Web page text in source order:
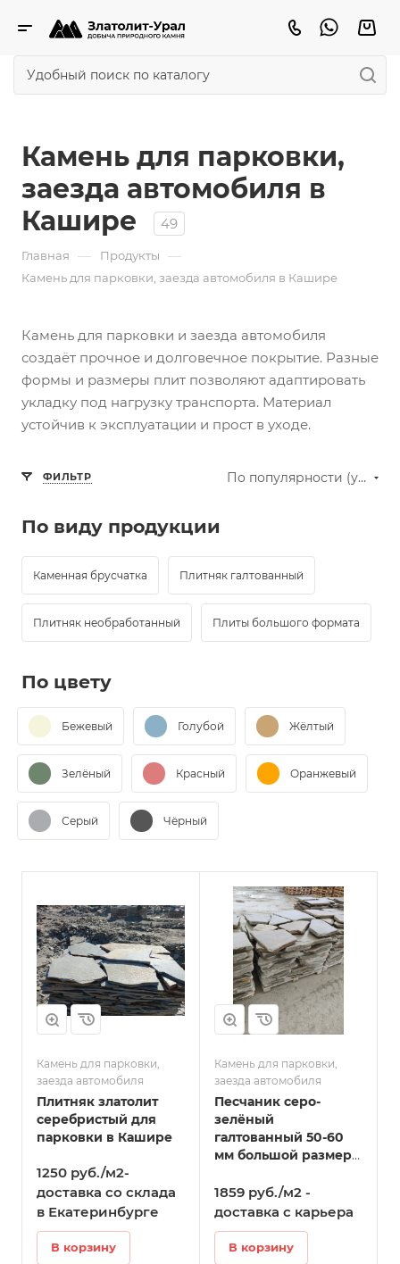
Камень для парковки,
заезда автомобиля в
Кашире
49
Главная — Продукты —
Камень для парковки, заезда автомобиля в Кашире
Камень для парковки и заезда автомобиля
создаёт прочное и долговечное покрытие. Разные
формы и размеры плит позволяют адаптировать
укладку под нагрузку транспорта. Материал
устойчив к эксплуатации и прост в уходе.
ФИЛЬТР По популярности (убывание)
По виду продукции
Каменная брусчатка Плитняк галтованный
Плитняк необработанный Плиты большого формата
По цвету
Бежевый Голубой Жёлтый
Зелёный Красный Оранжевый
Серый Чёрный
Камень для парковки,
заезда автомобиля
Плитняк златолит
серебристый для
парковки в Кашире
1250 руб./м2-
доставка со склада
в Екатеринбурге
В корзину
Камень для парковки,
заезда автомобиля
Песчаник серо-
зелёный
галтованный 50-60
мм большой размер
1859 руб./м2 -
доставка с карьера
В корзину